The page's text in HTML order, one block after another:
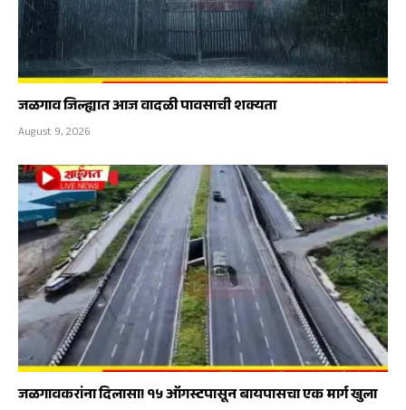
जळगाव जिल्ह्यात आज वादळी पावसाची शक्यता
August 9, 2026
जळगावकरांना दिलासा! १५ ऑगस्टपासून बायपासचा एक मार्ग खुला